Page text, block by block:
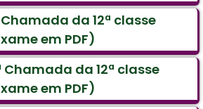
Chamada da 12ª classe
em PDF)
Chamada da 12ª classe
em PDF)